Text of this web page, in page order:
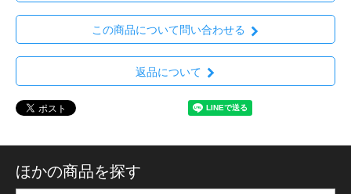
この商品について問い合わせる
返品について
ほかの商品を探す